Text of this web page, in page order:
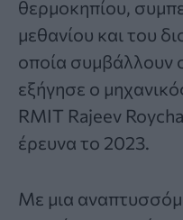
θερμοκηπίου,
μεθανίου και του
οποία συμβάλλουν
εξήγησε ο
RMIT Rajeev
έρευνα το 2023.
Με μια